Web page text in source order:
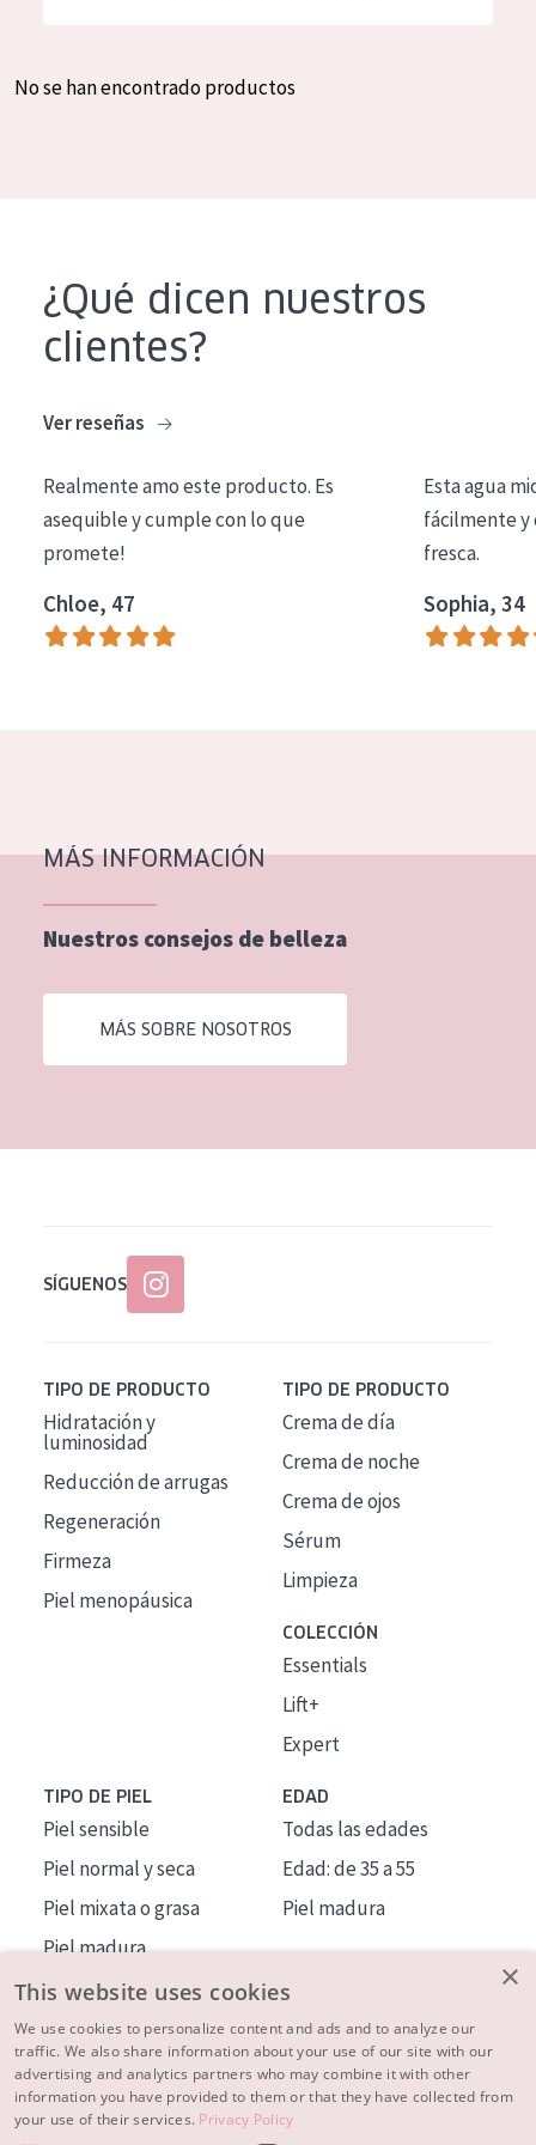
Crema de día
Crema de noche
Limpieza
COLECCIÓN
Essentials
Lift+
Piel normal y seca
Piel mixata o grasa
Piel madura
Piel expuesta al sol
Piel menopáusica
Todas las edades
Spanish
No se han encontrado productos
¿Qué dicen nuestros
clientes?
Ver reseñas
Realmente amo este producto. Es
asequible y cumple con lo que
promete!
Chloe, 47
Esta agua
fácilmente y
fresca.
Sophia, 34
MÁS INFORMACIÓN
Nuestros consejos de belleza
MÁS SOBRE NOSOTROS
SÍGUENOS
TIPO DE PRODUCTO
Hidratación y
luminosidad
Reducción de arrugas
Regeneración
Firmeza
Piel menopáusica
TIPO DE PRODUCTO
Crema de día
Crema de noche
Crema de ojos
Sérum
Limpieza
COLECCIÓN
Essentials
Lift+
Expert
TIPO DE PIEL
Piel sensible
Piel normal y seca
Piel mixata o grasa
Piel madura
Piel expuesta al sol
Piel menopáusica
EDAD
Todas las edades
Edad: de 35 a 55
Piel madura
MÁS SOBRE NOSOTROS
INSPIRACIÓN
×
This website uses cookies
We use cookies to personalize content and ads and to analyze our
traffic. We also share information about your use of our site with our
advertising and analytics partners who may combine it with other
information you have provided to them or that they have collected from
your use of their services. Privacy Policy